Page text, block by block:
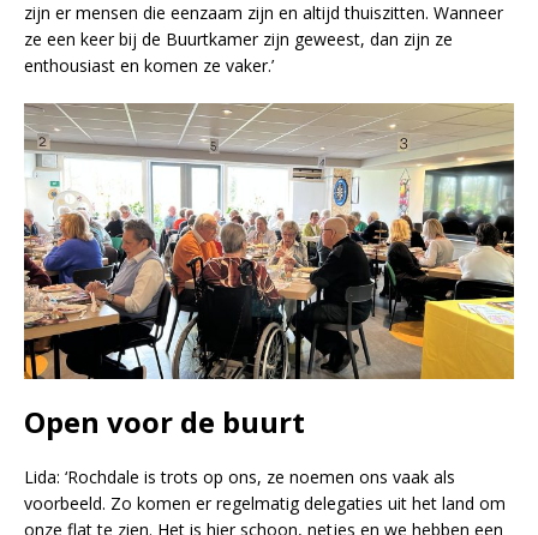
zijn er mensen die eenzaam zijn en altijd thuiszitten. Wanneer
ze een keer bij de Buurtkamer zijn geweest, dan zijn ze
enthousiast en komen ze vaker.’
Open voor de buurt
Lida: ‘Rochdale is trots op ons, ze noemen ons vaak als
voorbeeld. Zo komen er regelmatig delegaties uit het land om
onze flat te zien. Het is hier schoon, netjes en we hebben een